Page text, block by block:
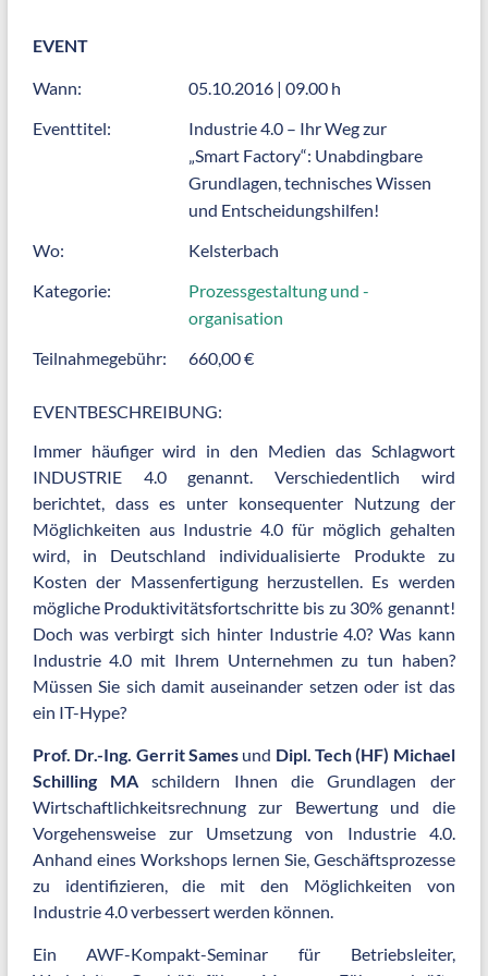
EVENT
Wann:
05.10.2016 | 09.00 h
Eventtitel:
Industrie 4.0 – Ihr Weg zur
„Smart Factory“: Unabdingbare
Grundlagen, technisches Wissen
und Entscheidungshilfen!
Wo:
Kelsterbach
Kategorie:
Prozessgestaltung und -
organisation
Teilnahmegebühr:
660,00 €
EVENTBESCHREIBUNG:
Immer häufiger wird in den Medien das Schlagwort
INDUSTRIE 4.0 genannt. Verschiedentlich wird
berichtet, dass es unter konsequenter Nutzung der
Möglichkeiten aus Industrie 4.0 für möglich gehalten
wird, in Deutschland individualisierte Produkte zu
Kosten der Massenfertigung herzustellen. Es werden
mögliche Produktivitätsfortschritte bis zu 30% genannt!
Doch was verbirgt sich hinter Industrie 4.0? Was kann
Industrie 4.0 mit Ihrem Unternehmen zu tun haben?
Müssen Sie sich damit auseinander setzen oder ist das
ein IT-Hype?
Prof. Dr.-Ing. Gerrit Samesund Dipl. Tech (HF) Michael
Schilling MA schildern Ihnen die Grundlagen der
Wirtschaftlichkeitsrechnung zur Bewertung und die
Vorgehensweise zur Umsetzung von Industrie 4.0.
Anhand eines Workshops lernen Sie, Geschäftsprozesse
zu identifizieren, die mit den Möglichkeiten von
Industrie 4.0 verbessert werden können.
Ein AWF-Kompakt-Seminar für Betriebsleiter,